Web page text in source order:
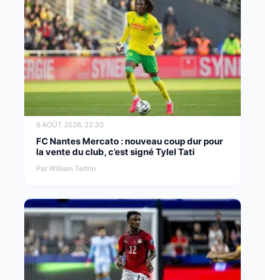
6 AOÛT 2026, 22:30
FC Nantes Mercato : nouveau coup dur pour
la vente du club, c’est signé Tylel Tati
Par William Tertrin